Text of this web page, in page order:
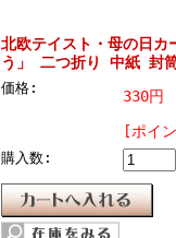
北欧テイスト・母の日
う」 二つ折り 中紙 封
価格:
330円
[ポイ
購入数: